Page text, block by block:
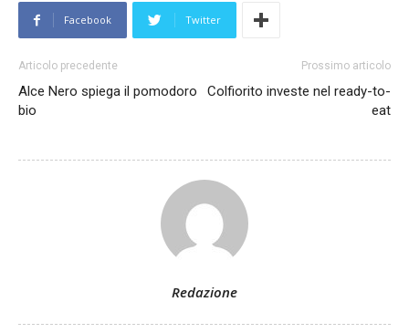
Facebook Twitter
Articolo precedente
Alce Nero spiega il pomodoro
bio
Prossimo articolo
Colfiorito investe nel ready-to-
eat
Redazione